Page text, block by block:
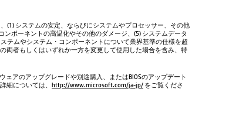
(1) システムの安定、ならびにシステムやプロセッサー、その他
ポーネントの高温化やその他のダメージ、(5) システムデータ
テムやシステム・コンポーネントについて業界基準の仕様を超
両者もしくはいずれか一方を変更して使用した場合を含み、特
アのアップグレードや別途購入、またはBIOSのアップデート
細については、 http://www.microsoft.com/ja-jp/ をご覧くださ